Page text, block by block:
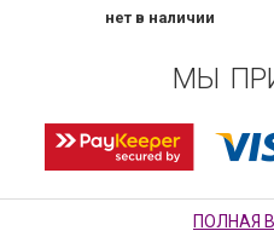
нет в наличии
МЫ
ПОЛНАЯ